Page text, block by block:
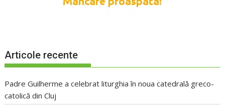
Articole recente
Padre Guilherme a celebrat liturghia în noua catedrală greco-
catolică din Cluj